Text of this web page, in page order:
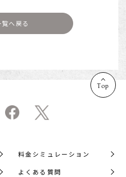
覧へ戻る
Top
料金シミュレーション
よくある質問